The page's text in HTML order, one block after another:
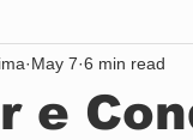
e
May 7 6 min read